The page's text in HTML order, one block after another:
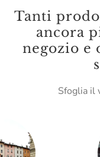
Tanti
ancora
negozio e
Sfoglia il